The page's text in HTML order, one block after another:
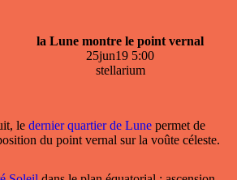
la Lune montre le point vernal
25jun19 5:00
stellarium
le dernier quartier de Lunepermet de
du point vernal sur la voûte céleste.